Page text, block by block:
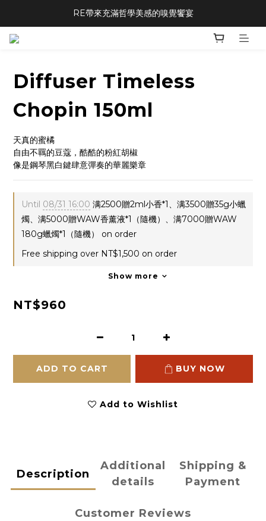
RE帶來充滿哲學美感的嗅覺饗宴
Diffuser Timeless
Chopin 150ml
天真的蜜橘
自由不羈的豆蔻，酷酷的粉紅胡椒
像是鋼琴黑白鍵肆意彈奏的華麗樂章
Until 08/31 16:00 满2500贈2ml小香*1、满3500贈35g小蠟
燭、满5000贈WAW香薰液*1（隨機）、满7000贈WAW
180g蠟燭*1（隨機） on order
Free shipping over NT$1,500 on order
Show more
NT$960
ADD TO CART BUY NOW
Add to Wishlist
Description
Additional
details
Shipping &
Payment
Customer Reviews